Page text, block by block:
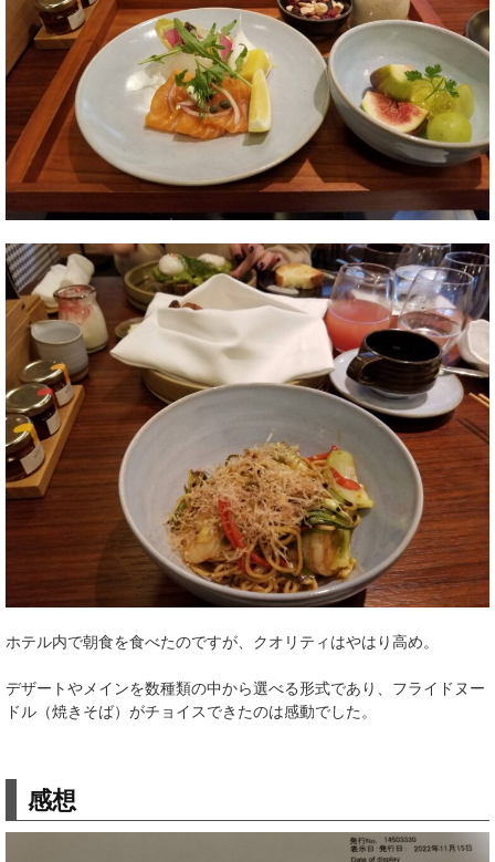
ホテル内で朝食を食べたのですが、クオリティはやはり高め。
デザートやメインを数種類の中から選べる形式であり、フライドヌー
ドル（焼きそば）がチョイスできたのは感動でした。
感想